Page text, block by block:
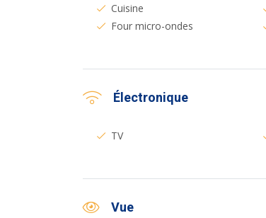
Cuisine
Four micro-ondes
Électronique
TV
Vue